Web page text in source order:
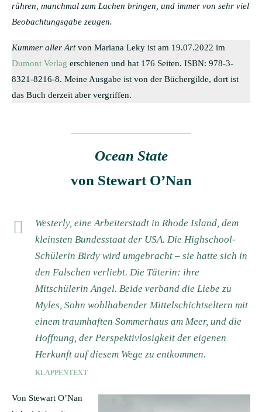
rühren, manchmal zum Lachen bringen, und immer von sehr viel
Beobachtungsgabe zeugen.
Kummer aller Artvon Mariana Leky ist am 19.07.2022 im
Dumont Verlag erschienen und hat 176 Seiten. ISBN: 978-3-
8321-8216-8. Meine Ausgabe ist von der Büchergilde, dort ist
das Buch derzeit aber vergriffen.
Ocean State
von Stewart O’Nan
Westerly, eine Arbeiterstadt in Rhode Island, dem
kleinsten Bundesstaat der USA. Die Highschool-
Schülerin Birdy wird umgebracht – sie hatte sich in
den Falschen verliebt. Die Täterin: ihre
Mitschülerin Angel. Beide verband die Liebe zu
Myles, Sohn wohlhabender Mittelschichtseltern mit
einem traumhaften Sommerhaus am Meer, und die
Hoffnung, der Perspektivlosigkeit der eigenen
Herkunft auf diesem Wege zu entkommen.
KLAPPENTEXT
Von Stewart O’Nan